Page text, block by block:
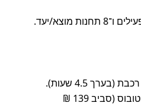
4.5 שעות).
לתקציב מוגבל – אוטובוס (סביב 139 ₪